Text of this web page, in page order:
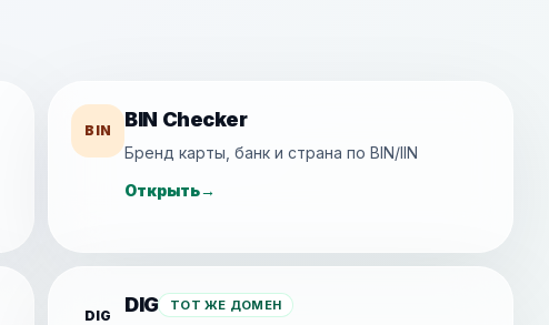
BIN BIN Checker
Бренд карты, банк и страна по BIN/IIN
Открыть→
DIG DIG ТОТ ЖЕ ДОМЕН